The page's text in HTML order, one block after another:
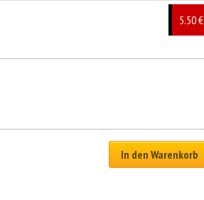
5.50 €
In den Warenkorb